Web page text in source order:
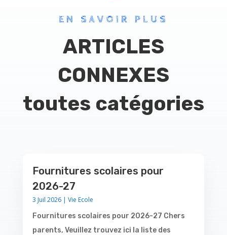
EN SAVOIR PLUS
ARTICLES
CONNEXES
toutes catégories
Fournitures scolaires pour
2026-27
3 Juil 2026| Vie Ecole
Fournitures scolaires pour 2026-27 Chers
parents, Veuillez trouvez ici la liste des